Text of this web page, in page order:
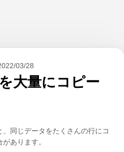
03/28
大量にコピー
同じデータをたくさんの行にコ
あります。